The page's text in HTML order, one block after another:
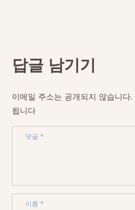
답글 남기기
이메일 주소는 공개되지 않습니다.
됩니다